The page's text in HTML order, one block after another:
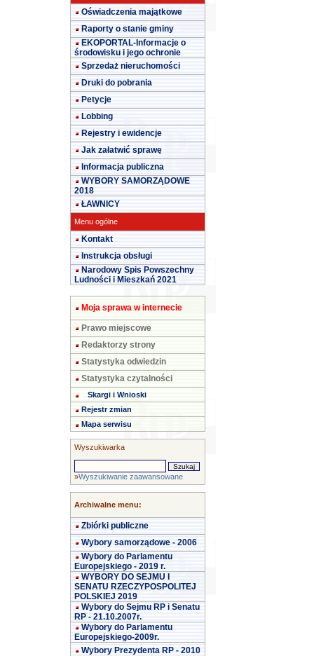
Oświadczenia majątkowe
Raporty o stanie gminy
EKOPORTAL-Informacje o
środowisku i jego ochronie
Sprzedaż nieruchomości
Druki do pobrania
Petycje
Lobbing
Rejestry i ewidencje
Jak załatwić sprawę
Informacja publiczna
WYBORY SAMORZĄDOWE
2018
ŁAWNICY
Menu ogólne
Kontakt
Instrukcja obsługi
Narodowy Spis Powszechny
Ludności i Mieszkań 2021
Moja sprawa w internecie
Prawo miejscowe
Redaktorzy strony
Statystyka odwiedzin
Statystyka czytalności
Skargi i Wnioski
Rejestr zmian
Mapa serwisu
Wyszukiwarka
»Wyszukiwanie zaawansowane
Archiwalne menu:
Zbiórki publiczne
Wybory samorządowe - 2006
Wybory do Parlamentu
Europejskiego - 2019 r.
WYBORY DO SEJMU I
SENATU RZECZYPOSPOLITEJ
POLSKIEJ 2019
Wybory do Sejmu RP i Senatu
RP - 21.10.2007r.
Wybory do Parlamentu
Europejskiego-2009r.
Wybory Prezydenta RP - 2010